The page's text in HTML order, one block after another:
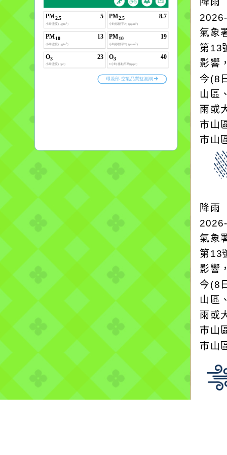
氣象
第13
影響
今(8
山區
雨或
市山
市山
降雨
氣象
第13
影響
今(8
山區
雨或
市山
市山